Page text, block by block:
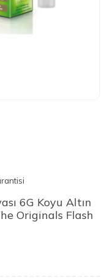
6G Koyu Altın
Originals Flash